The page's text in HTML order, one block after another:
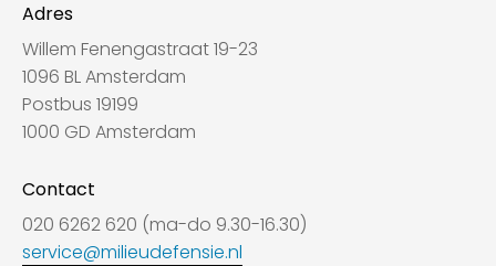
Adres
Willem Fenengastraat 19-23
1096 BL Amsterdam
Postbus 19199
1000 GD Amsterdam
Contact
020 6262 620 (ma-do 9.30-16.30)
service@milieudefensie.nl